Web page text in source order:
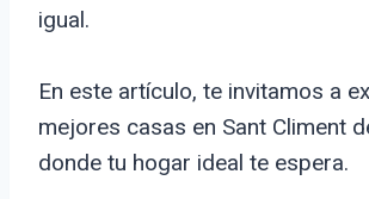
igual.
En este artículo, te invitamos a
mejores casas en Sant Climent
donde tu hogar ideal te espera.